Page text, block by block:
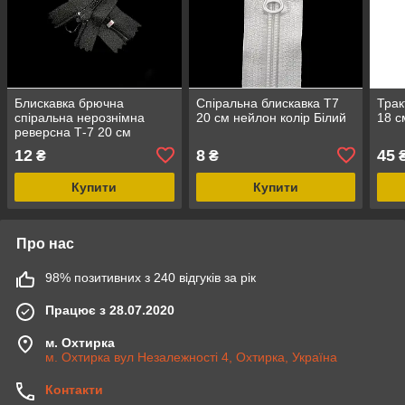
Блискавка брючна
спіральна нерознімна
реверсна Т-7 20 см
12 ₴
Купити
Спіральна блискавка Т7
20 см нейлон колір Білий
8₴
Купити
18
45
Про нас
98% позитивних з 240 відгуків за рік
Працює з 28.07.2020
м. Охтирка
м. Охтирка вул Незалежності 4, Охтирка, Україна
Контакти